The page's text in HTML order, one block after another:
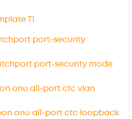
T1
port-security
port-security mode
onu all-port ctc vlan
onu all-port ctc loopback